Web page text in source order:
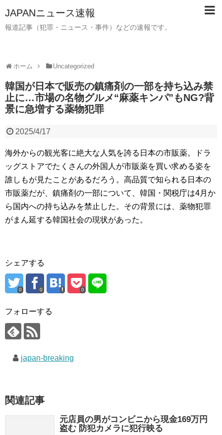
JAPANニュース速報
報道記事（犯罪・ニュース・事件）などの速報です。
ホーム Uncategorized
韓国が日本で販売の鎮痛剤の一部を持ち込み禁
止に…市場の名物グルメ“麻薬キンパ”もNG?背
景に急増する薬物犯罪
2025/4/17
海外からの観光客に絶大な人気を誇る日本の市販薬。ドラ
ッグストアでたくさんの外国人が市販薬を買い求める姿を
誰しもが見たことがあるだろう。高品質で知られる日本の
市販薬だが、鎮痛剤の一部について、韓国・関税庁は4月か
ら国内への持ち込みを禁止した。その背景には、薬物犯罪
がまん延する韓国社会の現状があった。
シェアする
0 0 0
フォローする
japan-breaking
関連記事
元店員の男がコンビニから現金169万円
盗む 防犯カメラに犯行映る